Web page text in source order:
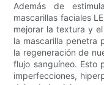
Además de
mascarillas faciales
mejorar la textura y
la mascarilla penetra
la regeneración de
flujo sanguíneo. Esto
imperfecciones,